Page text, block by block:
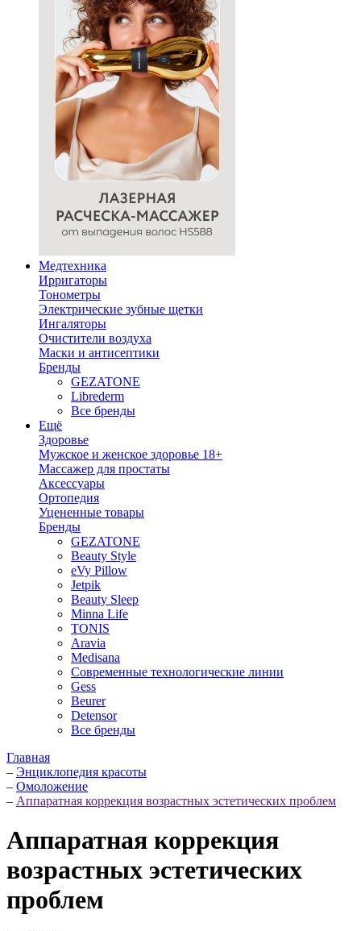
Медтехника
Ирригаторы
Тонометры
Электрические зубные щетки
Ингаляторы
Очистители воздуха
Маски и антисептики
Бренды
GEZATONE
Librederm
Все бренды
Ещё
Здоровье
Мужское и женское здоровье 18+
Массажер для простаты
Аксессуары
Ортопедия
Уцененные товары
Бренды
GEZATONE
Beauty Style
eVy Pillow
Jetpik
Beauty Sleep
Minna Life
TONIS
Aravia
Medisana
Современные технологические линии
Gess
Beurer
Detensor
Все бренды
Главная
– Энциклопедия красоты
– Омоложение
– Аппаратная коррекция возрастных эстетических проблем
Аппаратная коррекция
возрастных эстетических
проблем